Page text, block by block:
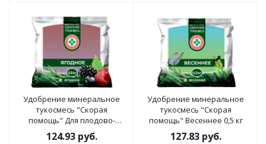
Удобрение минеральное
тукосмесь "Скорая
помощь" Для плодово-
ягодных деревьев и
кустарников 0,5 кг
124.93руб.
Удобрение минеральное
тукосмесь "Скорая
помощь" Весеннее 0,5 кг
127.83руб.